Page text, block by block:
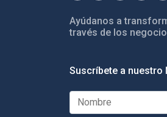
Ayúdanos a
través de los
Suscríbete a nuestro